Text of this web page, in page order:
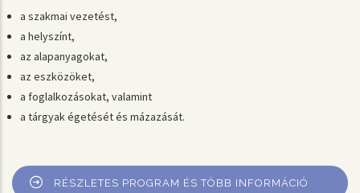
a szakmai vezetést,
a helyszínt,
az alapanyagokat,
az eszközöket,
a foglalkozásokat, valamint
a tárgyak égetését és mázazását.
RÉSZLETES PROGRAM ÉS TÖBB INFORMÁCIÓ